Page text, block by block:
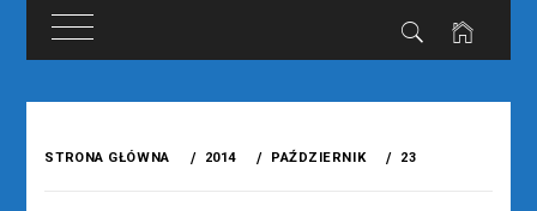
STRONA GŁÓWNA 2014 PAŹDZIERNIK 23